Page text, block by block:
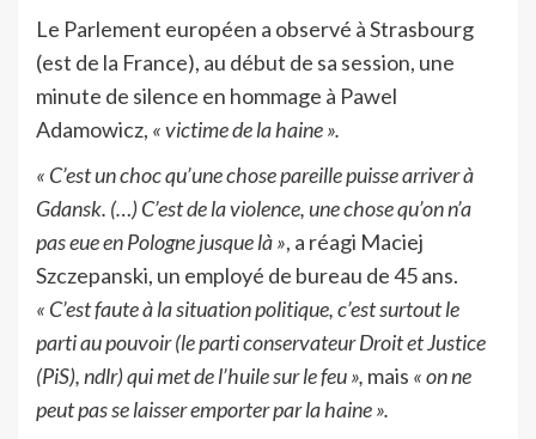
Le Parlement européen a observé à Strasbourg
(est de la France), au début de sa session, une
minute de silence en hommage à Pawel
Adamowicz, « victime de la haine ».
« C’est un choc qu’une chose pareille puisse arriver à
Gdansk. (…) C’est de la violence, une chose qu’on n’a
pas eue en Pologne jusque là », a réagi Maciej
Szczepanski, un employé de bureau de 45 ans.
« C’est faute à la situation politique, c’est surtout le
parti au pouvoir (le parti conservateur Droit et Justice
(PiS), ndlr) qui met de l’huile sur le feu », mais « on ne
peut pas se laisser emporter par la haine ».